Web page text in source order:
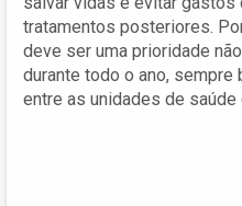
tratamentos posteriores.
deve ser uma prioridade
durante todo o ano,
entre as unidades de saúde